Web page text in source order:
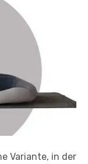
Variante, in der